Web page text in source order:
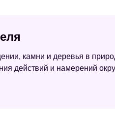
камни и деревья в
действий и намерений